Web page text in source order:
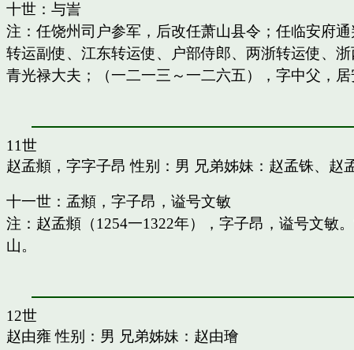
十世：与訔
注：任饶州司户参军，后改任萧山县令；任临安府
转运副使、江东转运使、户部侍郎、两浙转运使、
青光禄大夫；（一二一三～一二六五），字中父，居
11世
赵孟頫，字字子昂 性别：男 兄弟姊妹： 赵孟铢、 赵
十一世：孟頫，字子昂，谥号文敏
注：赵孟頫（1254一1322年），字子昂，谥号文敏
山。
12世
赵由雍 性别：男 兄弟姊妹： 赵由璯